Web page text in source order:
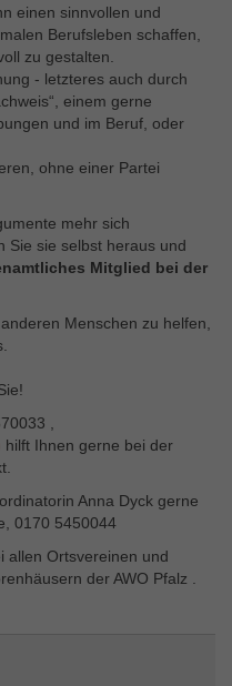
einen sinnvollen und
Berufsleben schaffen,
zu gestalten.
- letzteres auch durch
einem gerne
und im Beruf, oder
ohne einer Partei
mehr sich
Sie sie selbst heraus und
Mitglied bei der
Menschen zu helfen,
,
hilft Ihnen gerne bei der
Anna Dyck gerne
0170 5450044
allen Ortsvereinen und
der AWO Pfalz .